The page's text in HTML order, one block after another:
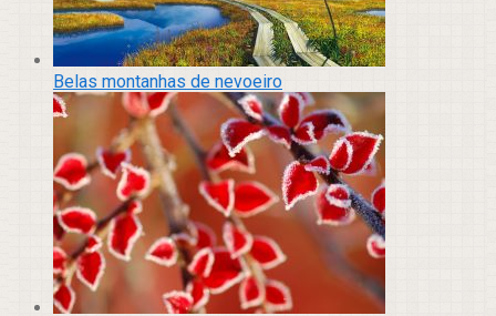
Belas montanhas de nevoeiro